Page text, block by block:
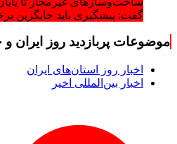
گفت: پیشگیری باید جایگزین
موضوعات پربازدید روز ایران
اخبار روز استان‌های ایران
اخبار بین‌المللی اخیر